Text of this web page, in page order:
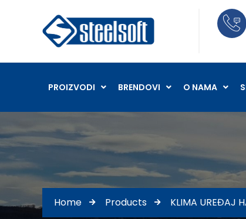
PROIZVODI BRENDOVI O NAMA
Home Products KLIMA UREĐAJ